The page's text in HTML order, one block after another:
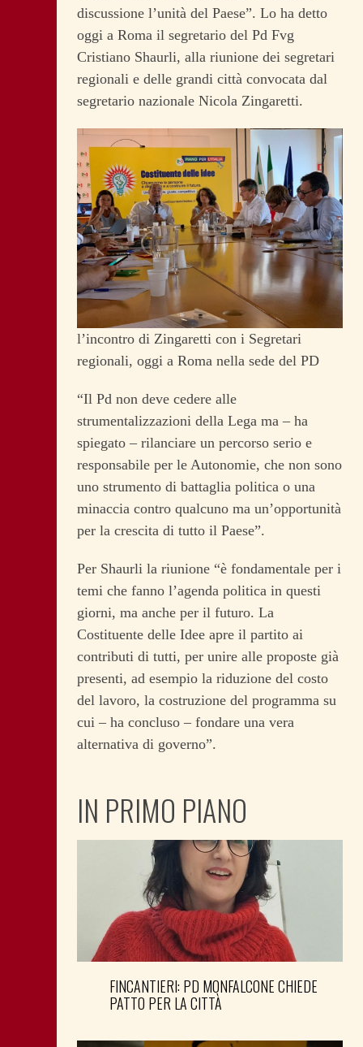
discussione l’unità del Paese”. Lo ha detto
oggi a Roma il segretario del Pd Fvg
Cristiano Shaurli, alla riunione dei segretari
regionali e delle grandi città convocata dal
segretario nazionale Nicola Zingaretti.
l’incontro di Zingaretti con i Segretari
regionali, oggi a Roma nella sede del PD
“Il Pd non deve cedere alle
strumentalizzazioni della Lega ma – ha
spiegato – rilanciare un percorso serio e
responsabile per le Autonomie, che non sono
uno strumento di battaglia politica o una
minaccia contro qualcuno ma un’opportunità
per la crescita di tutto il Paese”.
Per Shaurli la riunione “è fondamentale per i
temi che fanno l’agenda politica in questi
giorni, ma anche per il futuro. La
Costituente delle Idee apre il partito ai
contributi di tutti, per unire alle proposte già
presenti, ad esempio la riduzione del costo
del lavoro, la costruzione del programma su
cui – ha concluso – fondare una vera
alternativa di governo”.
IN PRIMO PIANO
FINCANTIERI: PD MONFALCONE CHIEDE
PATTO PER LA CITTÀ